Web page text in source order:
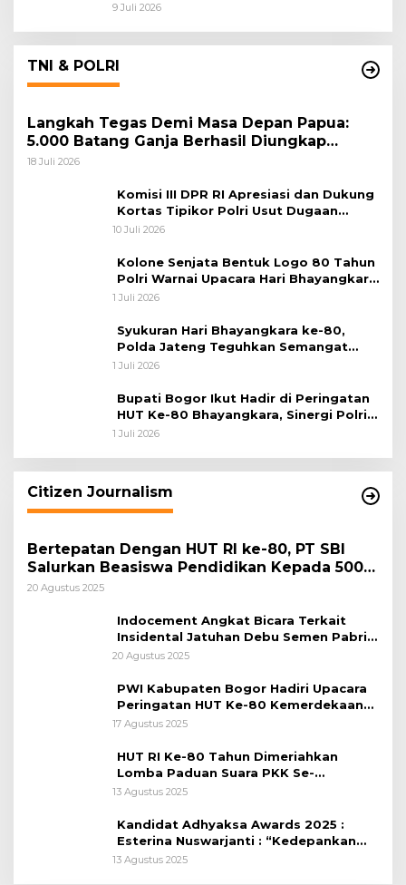
9 Juli 2026
TNI & POLRI
Langkah Tegas Demi Masa Depan Papua:
5.000 Batang Ganja Berhasil Diungkap
Koops TNI Habema
18 Juli 2026
Komisi III DPR RI Apresiasi dan Dukung
Kortas Tipikor Polri Usut Dugaan
Korupsi Batu Bara
10 Juli 2026
Kolone Senjata Bentuk Logo 80 Tahun
Polri Warnai Upacara Hari Bhayangkara
ke-80
1 Juli 2026
Syukuran Hari Bhayangkara ke-80,
Polda Jateng Teguhkan Semangat
Pengabdian dan Pererat Kebersamaan
1 Juli 2026
Bupati Bogor Ikut Hadir di Peringatan
HUT Ke-80 Bhayangkara, Sinergi Polri
dan Pemkab Bogor Jadi Kunci Menjaga
1 Juli 2026
Citizen Journalism
Bertepatan Dengan HUT RI ke-80, PT SBI
Salurkan Beasiswa Pendidikan Kepada 500
Pelajar
20 Agustus 2025
Indocement Angkat Bicara Terkait
Insidental Jatuhan Debu Semen Pabrik
Citeureup
20 Agustus 2025
PWI Kabupaten Bogor Hadiri Upacara
Peringatan HUT Ke-80 Kemerdekaan
RI, di Lapangan Tegar Beriman
17 Agustus 2025
HUT RI Ke-80 Tahun Dimeriahkan
Lomba Paduan Suara PKK Se-
Kabupaten Bogor
13 Agustus 2025
Kandidat Adhyaksa Awards 2025 :
Esterina Nuswarjanti : “Kedepankan
Keadilan Restoratif Wujudkan
13 Agustus 2025